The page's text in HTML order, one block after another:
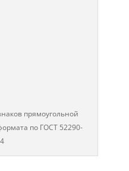
прямоугольной
по ГОСТ 52290-